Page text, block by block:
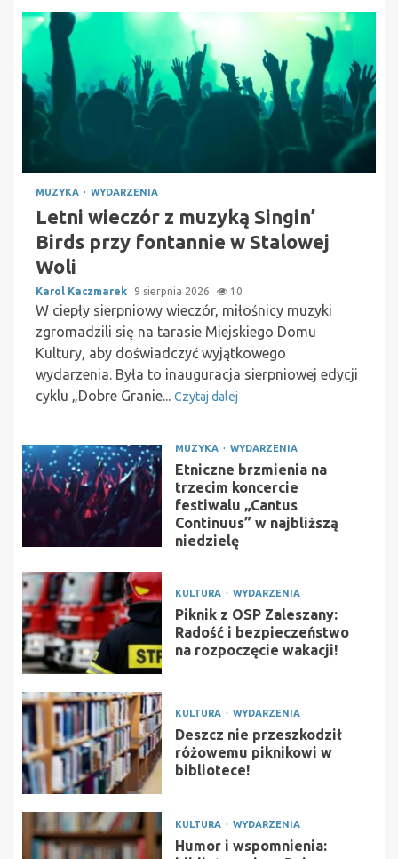
MUZYKA WYDARZENIA
Letni wieczór z muzyką Singin’
Birds przy fontannie w Stalowej
Woli
Karol Kaczmarek 9 sierpnia 2026 10
W ciepły sierpniowy wieczór, miłośnicy muzyki
zgromadzili się na tarasie Miejskiego Domu
Kultury, aby doświadczyć wyjątkowego
wydarzenia. Była to inauguracja sierpniowej edycji
cyklu „Dobre Granie... Czytaj dalej
MUZYKA WYDARZENIA
Etniczne brzmienia na
trzecim koncercie
festiwalu „Cantus
Continuus” w najbliższą
niedzielę
KULTURA WYDARZENIA
Piknik z OSP Zaleszany:
Radość i bezpieczeństwo
na rozpoczęcie wakacji!
KULTURA WYDARZENIA
Deszcz nie przeszkodził
różowemu piknikowi w
bibliotece!
KULTURA WYDARZENIA
Humor i wspomnienia: